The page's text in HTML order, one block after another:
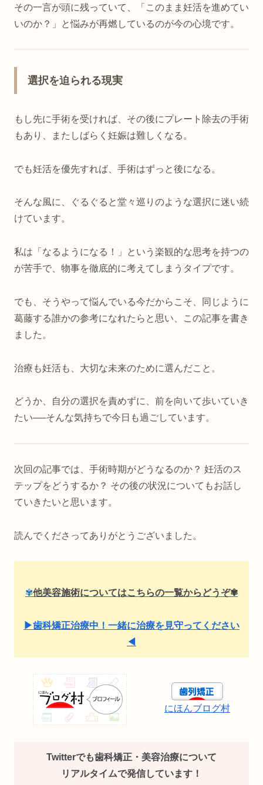
その一言が頭に残っていて、「このまま妊活を進めてい
いのか？」と悩みが再燃しているのが今の心境です。
選択を迫られる現実
もし先に手術を受ければ、その後にプレート除去の手術
もあり、またしばらく妊娠は難しくなる。
でも妊活を優先すれば、手術はずっと後になる。
そんな風に、ぐるぐると堂々巡りのような選択に迷い続
けています。
私は「なるようになる！」という楽観的な思考を持つの
が苦手で、物事を徹底的に考えてしまうタイプです。
でも、そうやって悩んでいる今だからこそ、同じように
葛藤する誰かの参考になれたらと思い、この記事を書き
ました。
治療も妊活も、大切な未来のために選んだこと。
どうか、自分の選択を責めずに、前を向いて歩いていき
たい──そんな気持ちで今日も過ごしています。
次回の記事では、手術時期がどうなるのか？ 妊活のス
テップをどうするか？ その後の状況についてもお話し
ていきたいと思います。
読んでくださってありがとうございました。
✾他美容施術についてはこちらの一覧からどうぞ✾
▶歯科矯正治療中！一緒に治療を見守ってください
◀
にほんブログ村
Twitterでも歯科矯正・美容治療について
リアルタイムで発信しています！